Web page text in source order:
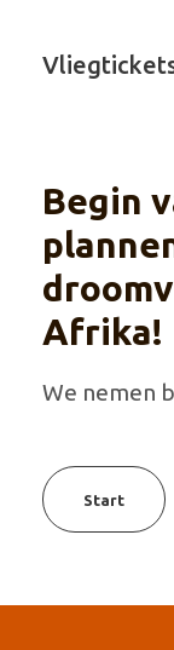
Begin
Afrika!
We nemen
Start